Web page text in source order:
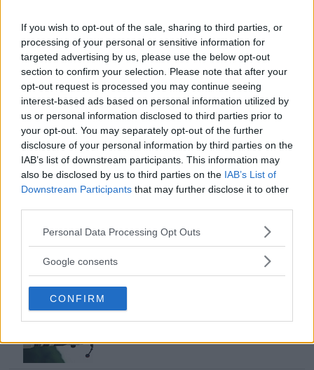
If you wish to opt-out of the sale, sharing to third parties, or
processing of your personal or sensitive information for
targeted advertising by us, please use the below opt-out
section to confirm your selection. Please note that after your
opt-out request is processed you may continue seeing
interest-based ads based on personal information utilized by
us or personal information disclosed to third parties prior to
your opt-out. You may separately opt-out of the further
disclosure of your personal information by third parties on the
IAB’s list of downstream participants. This information may
also be disclosed by us to third parties on the IAB’s List of
Downstream Participants that may further disclose it to other
Please note that this website/app uses one or more Google
not limited to your visit or usage behaviour. You may click to
use your data for below specified purposes in below Google
consent section.
Personal Data Processing Opt Outs
Google consents
CONFIRM
MEST LÄST JUST NU
DJI Osmo Pocket 4P
släppt – får 10-bitars D-
Log 2 & 3x optisk zoom
Sony lägger bud på
Tamron – kan vara värt
12 miljarder kronor
gratislån av kameror &